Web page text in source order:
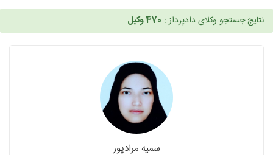
نتایج جستجو وکلای دادپرداز : 470 وکیل
سمیه مرادپور